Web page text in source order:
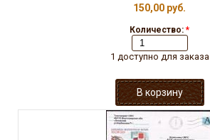
150,00 руб.
Количество: *
1 доступно для заказа